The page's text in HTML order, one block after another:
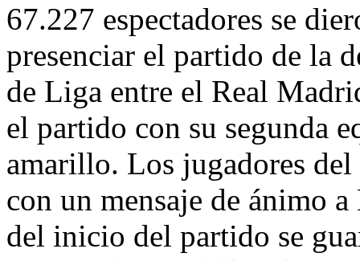
67.227 espectadores se
presenciar el partido de la
de Liga entre el Real
el partido con su segunda
amarillo. Los jugadores
con un mensaje de ánimo
del inicio del partido se